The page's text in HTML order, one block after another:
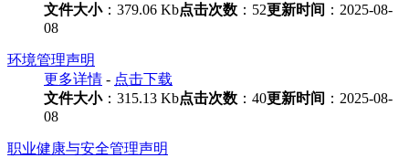
文件大小：379.06 Kb点击次数 ：52更新时间 ：2025-08-
08
环境管理声明
更多详情 - 点击下载
文件大小：315.13 Kb点击次数 ：40更新时间 ：2025-08-
08
职业健康与安全管理声明